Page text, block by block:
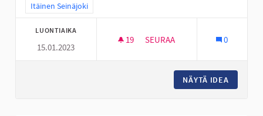
Rajaa tulokset teeman mukaan: Itäinen Seinäjoki
Itäinen Seinäjoki
LUONTIAIKA
15.01.2023
19 19 SEURAAJAA
SEURAA 0
NÄYTÄ IDEA